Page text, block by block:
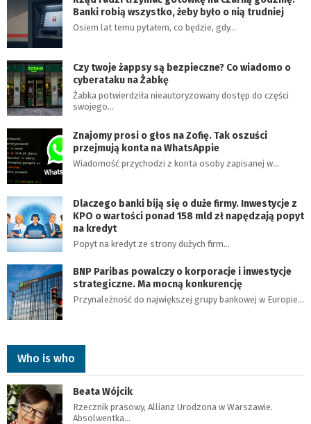
Banki robią wszystko, żeby było o nią trudniej
Osiem lat temu pytałem, co będzie, gdy…
Czy twoje żappsy są bezpieczne? Co wiadomo o
cyberataku na Żabkę
Żabka potwierdziła nieautoryzowany dostęp do części
swojego…
Znajomy prosi o głos na Zofię. Tak oszuści
przejmują konta na WhatsAppie
Wiadomość przychodzi z konta osoby zapisanej w…
Dlaczego banki biją się o duże firmy. Inwestycje z
KPO o wartości ponad 158 mld zł napędzają popyt
na kredyt
Popyt na kredyt ze strony dużych firm…
BNP Paribas powalczy o korporacje i inwestycje
strategiczne. Ma mocną konkurencję
Przynależność do największej grupy bankowej w Europie…
Who is who
Beata Wójcik
Rzecznik prasowy, Allianz Urodzona w Warszawie.
Absolwentka…